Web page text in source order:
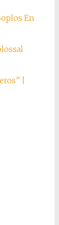
En
|